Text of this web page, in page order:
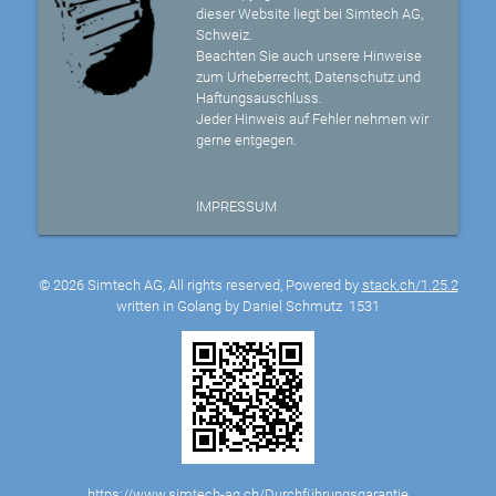
dieser Website liegt bei Simtech AG,
Schweiz.
Beachten Sie auch unsere Hinweise
zum Urheberrecht, Datenschutz und
Haftungsauschluss.
Jeder Hinweis auf Fehler nehmen wir
gerne entgegen.
IMPRESSUM
© 2026 Simtech AG, All rights reserved, Powered by stack.ch/1.25.2
written in Golang by Daniel Schmutz 1531